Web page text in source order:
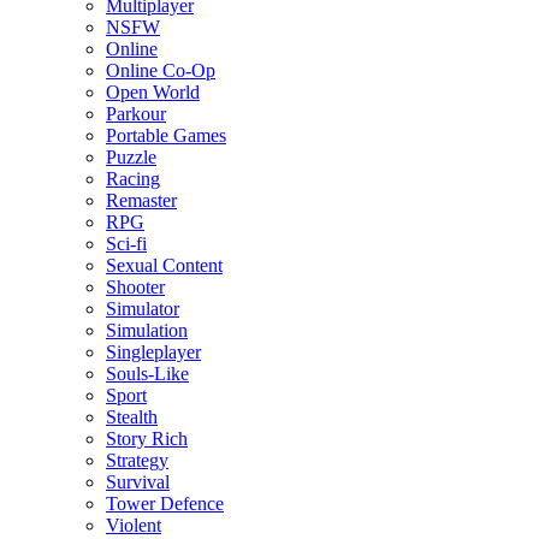
Multiplayer
NSFW
Online
Online Co-Op
Open World
Parkour
Portable Games
Puzzle
Racing
Remaster
RPG
Sci-fi
Sexual Content
Shooter
Simulator
Simulation
Singleplayer
Souls-Like
Sport
Stealth
Story Rich
Strategy
Survival
Tower Defence
Violent